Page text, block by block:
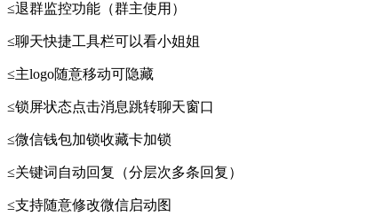
≤退群监控功能（群主使用）
≤聊天快捷工具栏可以看小姐姐
≤主logo随意移动可隐藏
≤锁屏状态点击消息跳转聊天窗口
≤微信钱包加锁收藏卡加锁
≤关键词自动回复（分层次多条回复）
≤支持随意修改微信启动图